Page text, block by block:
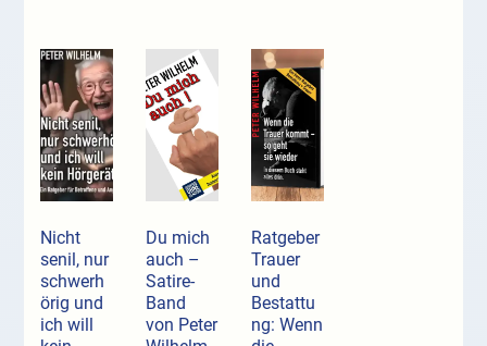
Nicht
senil, nur
schwerh
örig und
ich will
Du mich
auch –
Satire-
Band
von Peter
Ratgeber
Trauer
und
Bestattu
ng: Wenn